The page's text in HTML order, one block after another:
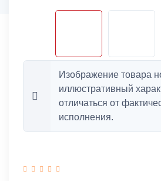
Изображение товара
иллюстративный
отличаться от
исполнения.